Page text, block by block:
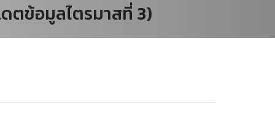
ตข้อมูลไตรมาสที่ 3)